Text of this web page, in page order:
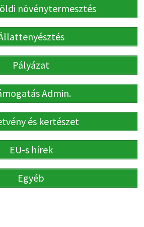
növénytermesztés
Pályázat
Admin.
és kertészet
EU-s hírek
Egyéb